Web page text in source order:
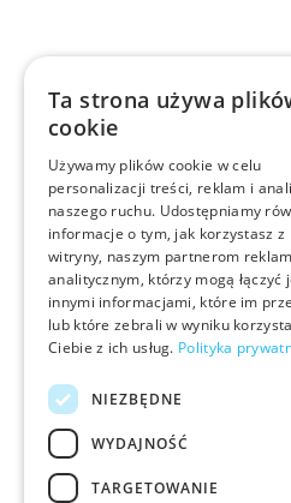
Ta strona używa
cookie
Używamy plików cookie w celu
personalizacji treści, reklam i
naszego ruchu. Udostępniamy
informacje o tym, jak korzystasz z
witryny, naszym partnerom
analitycznym, którzy mogą łączyć
innymi informacjami, które im
lub które zebrali w wyniku
Ciebie z ich usług. Polityka
NIEZBĘDNE
WYDAJNOŚĆ
TARGETOWANIE